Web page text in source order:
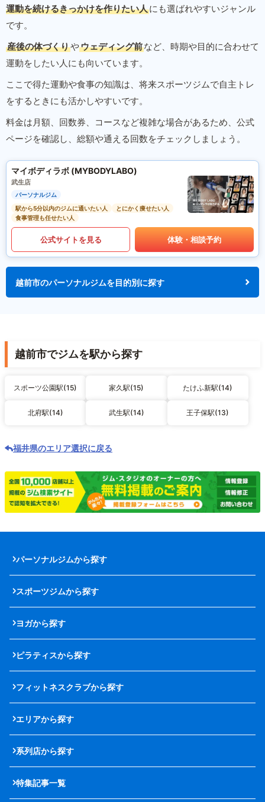
運動を続けるきっかけを作りたい人にも選ばれやすいジャンル
です。
産後の体づくりやウェディング前など、時期や目的に合わせて
運動をしたい人にも向いています。
ここで得た運動や食事の知識は、将来スポーツジムで自主トレ
をするときにも活かしやすいです。
料金は月額、回数券、コースなど複雑な場合があるため、公式
ページを確認し、総額や通える回数をチェックしましょう。
マイボディラボ (MYBODYLABO)
武生店
パーソナルジム
駅から5分以内のジムに通いたい人
とにかく痩せたい人
食事管理も任せたい人
公式サイトを見る 体験・相談予約
越前市のパーソナルジムを目的別に探す
越前市でジムを駅から探す
スポーツ公園駅(15) 家久駅(15) たけふ新駅(14)
北府駅(14) 武生駅(14) 王子保駅(13)
福井県のエリア選択に戻る
パーソナルジムから探す
スポーツジムから探す
ヨガから探す
ピラティスから探す
フィットネスクラブから探す
エリアから探す
系列店から探す
特集記事一覧